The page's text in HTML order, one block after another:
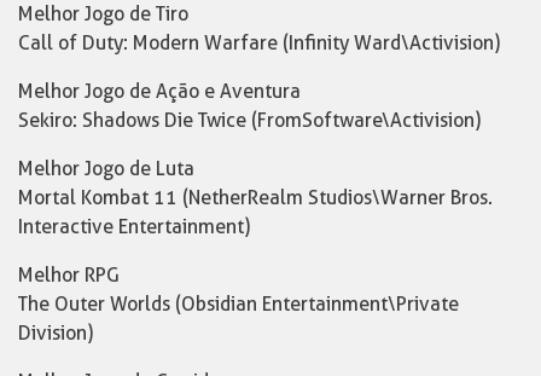
Melhor Jogo de Tiro
Call of Duty: Modern Warfare (Infinity Ward\Activision)
Melhor Jogo de Ação e Aventura
Sekiro: Shadows Die Twice (FromSoftware\Activision)
Melhor Jogo de Luta
Mortal Kombat 11 (NetherRealm Studios\Warner Bros.
Interactive Entertainment)
Melhor RPG
The Outer Worlds (Obsidian Entertainment\Private
Division)